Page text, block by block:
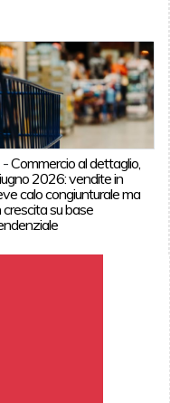
-Commercio al dettaglio,
2026: vendite in
calo congiunturale ma
crescita su base